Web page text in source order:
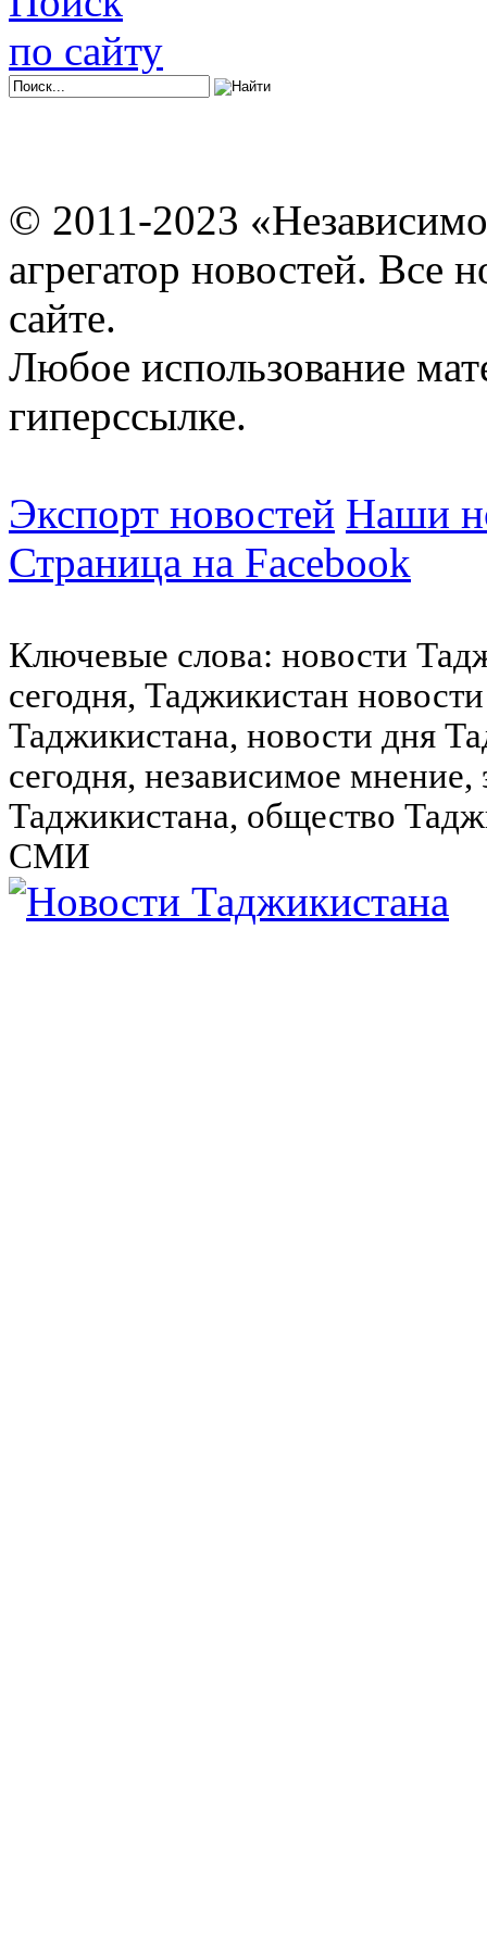
по сайту
© 2011-2023
агрегатор новостей. Все
сайте.
Любое использование
гиперссылке.
Экспорт новостей Наши
Страница на Facebook
Ключевые слова: новости
сегодня, Таджикистан
Таджикистана, новости дня
сегодня, независимое
Таджикистана, общество
СМИ